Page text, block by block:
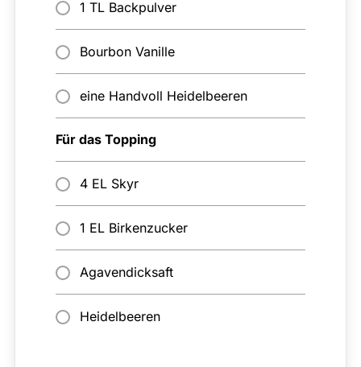
1 TL Backpulver
Bourbon Vanille
eine Handvoll Heidelbeeren
Für das Topping
4 EL Skyr
1 EL Birkenzucker
Agavendicksaft
Heidelbeeren